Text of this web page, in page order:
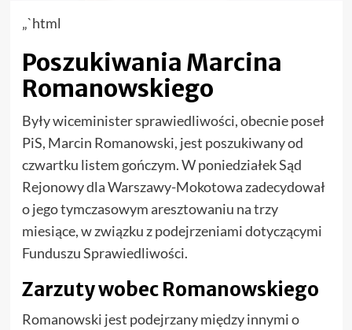
„`html
Poszukiwania Marcina
Romanowskiego
Były wiceminister sprawiedliwości, obecnie poseł
PiS, Marcin Romanowski, jest poszukiwany od
czwartku listem gończym. W poniedziałek Sąd
Rejonowy dla Warszawy-Mokotowa zadecydował
o jego tymczasowym aresztowaniu na trzy
miesiące, w związku z podejrzeniami dotyczącymi
Funduszu Sprawiedliwości.
Zarzuty wobec Romanowskiego
Romanowski jest podejrzany między innymi o